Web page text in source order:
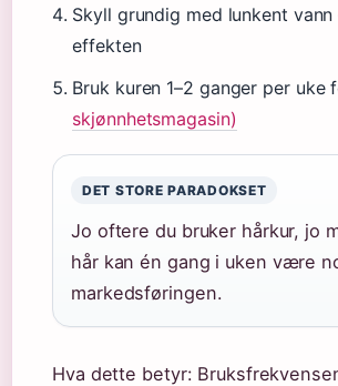
Skyll grundig med lunkent
effekten
Bruk kuren 1–2 ganger per
skjønnhetsmagasin)
DET STORE PARADOKSET
Jo oftere du bruker hårkur, jo
hår kan én gang i uken være
markedsføringen.
Hva dette betyr: